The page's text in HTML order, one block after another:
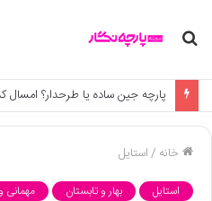
جستجو
پارچه جین ساده یا طرحدار؟ امسال
خانه /استایل
استایل بهار و تابستان